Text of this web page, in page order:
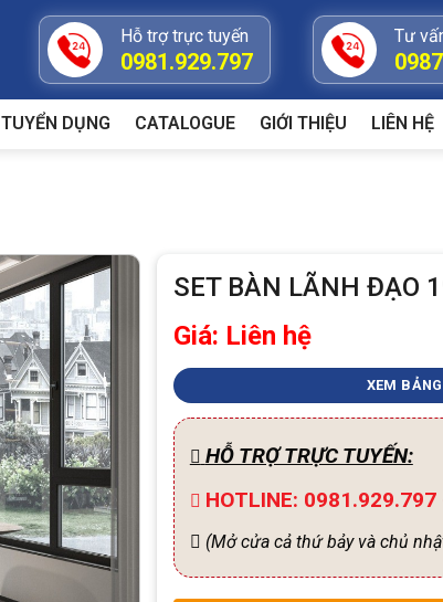
Hỗ trợ trực tuyến
0981.929.797
Tư
TUYỂN DỤNG CATALOGUE GIỚI THIỆU LIÊN HỆ
SET BÀN LÃNH ĐẠO
Giá: Liên hệ
XEM
HỖ TRỢ TRỰC TUYẾN:
HOTLINE:
(Mở cửa cả thứ bảy và chủ